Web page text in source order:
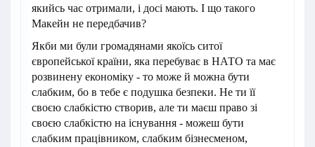
якийсь час отримали, і досі мають. І що такого
Макейн не передбачив?
Якби ми були громадянами якоїсь ситої
європейської країни, яка перебуває в НАТО та має
розвинену економіку - то може й можна бути
слабким, бо в тебе є подушка безпеки. Не ти її
своєю слабкістю створив, але ти маєш право зі
своєю слабкістю на існування - можеш бути
слабким працівником, слабким бізнесменом,